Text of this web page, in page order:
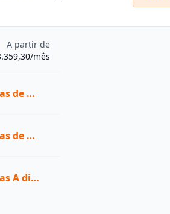
A partir de
mês
Ver todas as vagas de Graduação na Belas Artes
Ver todas as vagas de Pós-graduação na Belas Artes
Ver todas as vagas A distância (EaD) na Belas Artes